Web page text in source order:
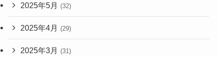
2025年5月 (32)
2025年4月 (29)
2025年3月 (31)